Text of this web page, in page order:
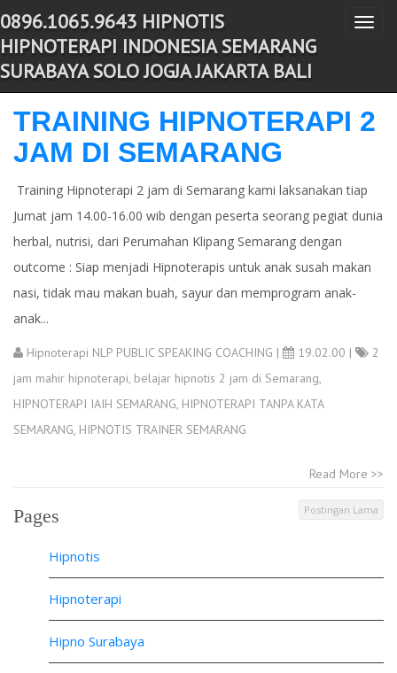
-->
T
g
l
a
v
g
o
0896.1065.9643 HIPNOTIS
HIPNOTERAPI INDONESIA SEMARANG
SURABAYA SOLO JOGJA JAKARTA BALI
TRAINING HIPNOTERAPI 2
JAM DI SEMARANG
Training Hipnoterapi 2 jam di Semarang kami laksanakan tiap
Jumat jam 14.00-16.00 wib dengan peserta seorang pegiat dunia
herbal, nutrisi, dari Perumahan Klipang Semarang dengan
outcome : Siap menjadi Hipnoterapis untuk anak susah makan
nasi, tidak mau makan buah, sayur dan memprogram anak-
anak...
Hipnoterapi NLP PUBLIC SPEAKING COACHING | 19.02.00 |
2
jam mahir hipnoterapi, belajar hipnotis 2 jam di Semarang,
HIPNOTERAPI IAIH SEMARANG, HIPNOTERAPI TANPA KATA
SEMARANG, HIPNOTIS TRAINER SEMARANG
Read More >>
Postingan Lama
Pages
Hipnotis
Hipnoterapi
Hipno Surabaya